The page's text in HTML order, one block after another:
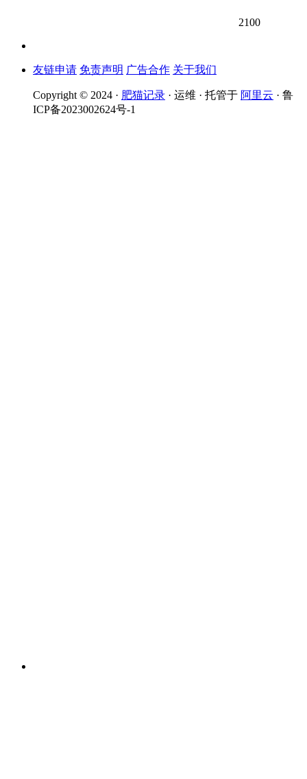
2100
友链申请 免责声明 广告合作 关于我们
Copyright © 2024 · 肥猫记录 · 运维 · 托管于 阿里云 · 鲁
ICP备2023002624号-1